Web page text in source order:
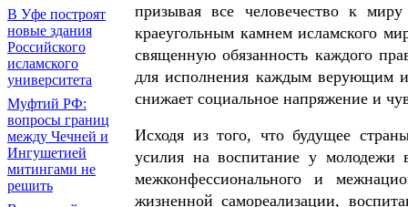
В Уфе построят
новые здания
Российского
исламского
университета
Муфтий РФ:
вопросы границ
между Чечней и
Ингушетией
митингами не
решить
призывая все человечество к
краеугольным камнем исламского
священную обязанность каждого
для исполнения каждым верующим и
снижает социальное напряжение и
Исходя из того, что будущее
усилия на воспитание у молодежи
межконфессионального и
жизненной самореализации,